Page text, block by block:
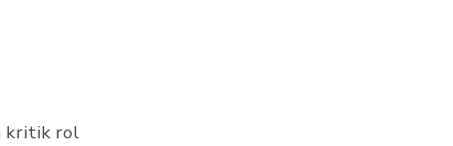
kritik rol